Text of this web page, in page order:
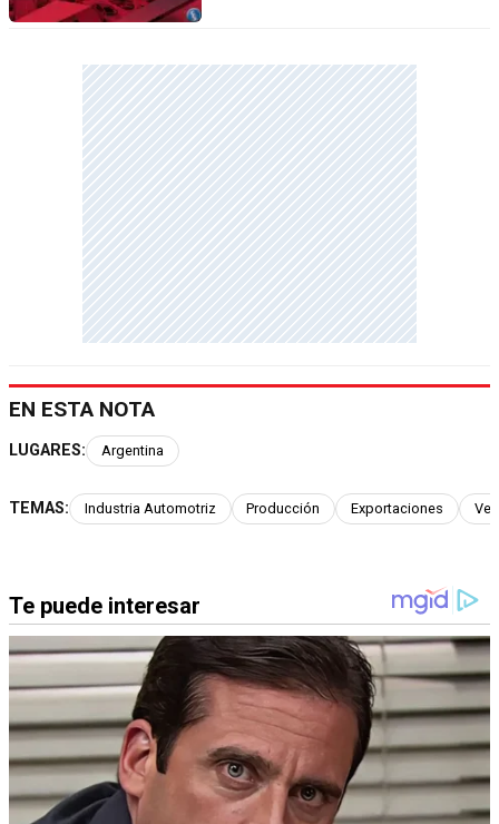
EN ESTA NOTA
LUGARES: Argentina
TEMAS: Industria Automotriz Producción Exportaciones